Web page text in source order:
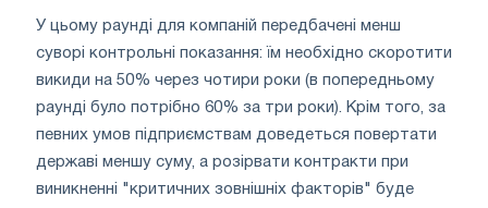
У цьому раунді для компаній передбачені менш
суворі контрольні показання: їм необхідно скоротити
викиди на 50% через чотири роки (в попередньому
раунді було потрібно 60% за три роки). Крім того, за
певних умов підприємствам доведеться повертати
державі меншу суму, а розірвати контракти при
виникненні "критичних зовнішніх факторів" буде